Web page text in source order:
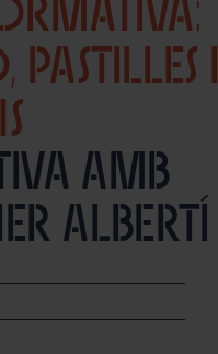
I
amb
Albertí